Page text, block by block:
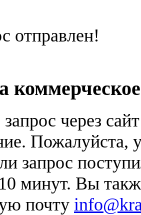
отправлен!
запрос через
Пожалуйста,
запрос
минут. Вы
почту